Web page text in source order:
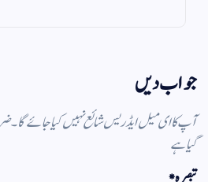
جواب دیں
آپ کا ای میل ایڈریس شائع نہیں کیا جائے گا۔
گیا ہے